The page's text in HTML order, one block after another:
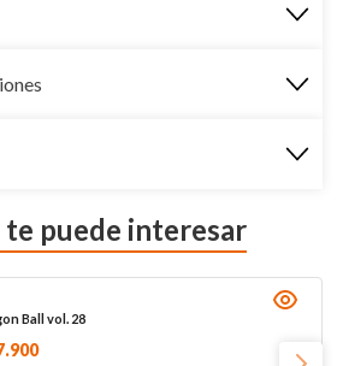
te puede interesar
Ball vol. 28
.900